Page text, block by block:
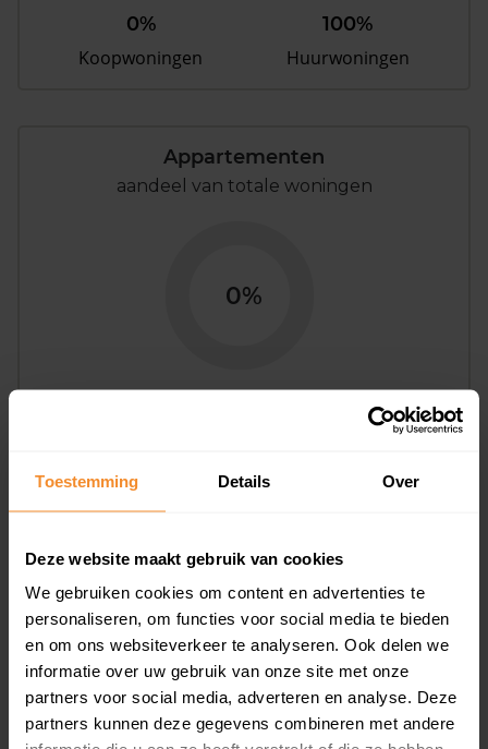
Toestemming Details Over
Deze website maakt gebruik van cookies
We gebruiken cookies om content en advertenties te
personaliseren, om functies voor social media te bieden
en om ons websiteverkeer te analyseren. Ook delen we
informatie over uw gebruik van onze site met onze
partners voor social media, adverteren en analyse. Deze
partners kunnen deze gegevens combineren met andere
0%
Koopwoningen
100%
Huurwoningen
Appartementen
aandeel van totale woningen
0%
T/m 1945
0%
1946 - 1980
0%
1981 - 2007
100%